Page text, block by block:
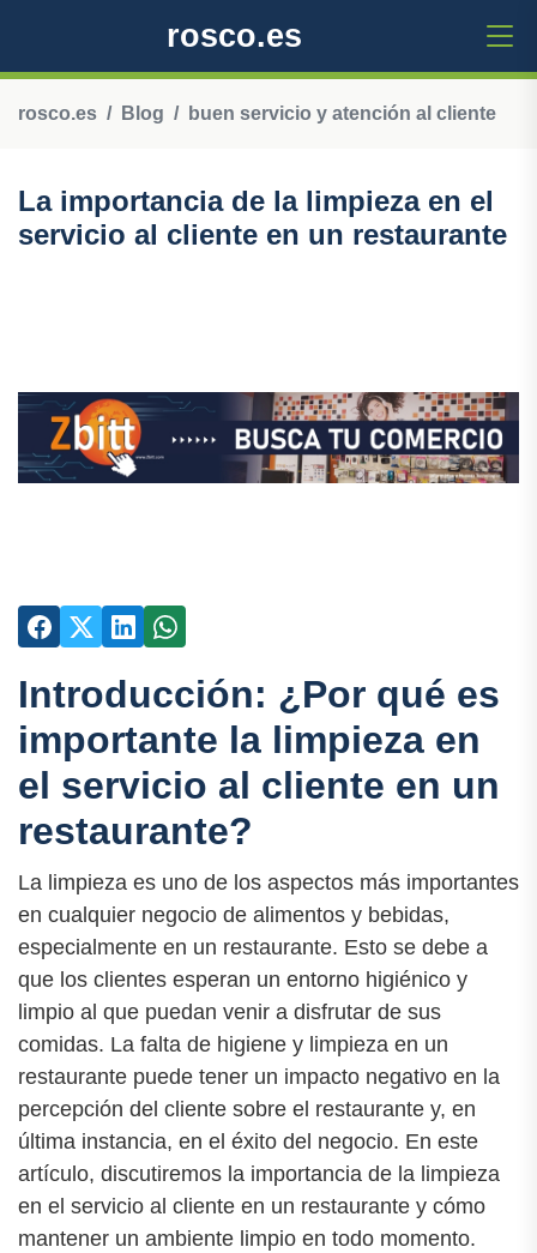
rosco.es
rosco.es Blog buen servicio y atención al cliente
La importancia de la limpieza en el
servicio al cliente en un restaurante
Introducción: ¿Por qué es
importante la limpieza en
el servicio al cliente en un
restaurante?
La limpieza es uno de los aspectos más importantes
en cualquier negocio de alimentos y bebidas,
especialmente en un restaurante. Esto se debe a
que los clientes esperan un entorno higiénico y
limpio al que puedan venir a disfrutar de sus
comidas. La falta de higiene y limpieza en un
restaurante puede tener un impacto negativo en la
percepción del cliente sobre el restaurante y, en
última instancia, en el éxito del negocio. En este
artículo, discutiremos la importancia de la limpieza
en el servicio al cliente en un restaurante y cómo
mantener un ambiente limpio en todo momento.